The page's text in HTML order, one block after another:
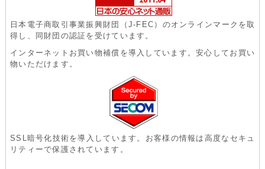
日本電子商取引事業振興財団（J-FEC）のオンラインマークを取
得し、同財団の認証を受けています。
インターネットお買い物補償を導入しています。安心してお買い
物いただけます。
SSL暗号化技術を導入しています。お客様の情報は高度なセキュ
リティーで保護されています。